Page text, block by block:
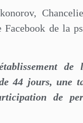
de la
de
44 jours, une
de